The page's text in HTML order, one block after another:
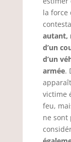
la force
autant,
d’un
d’un
armée.
victime
feu,
ne sont